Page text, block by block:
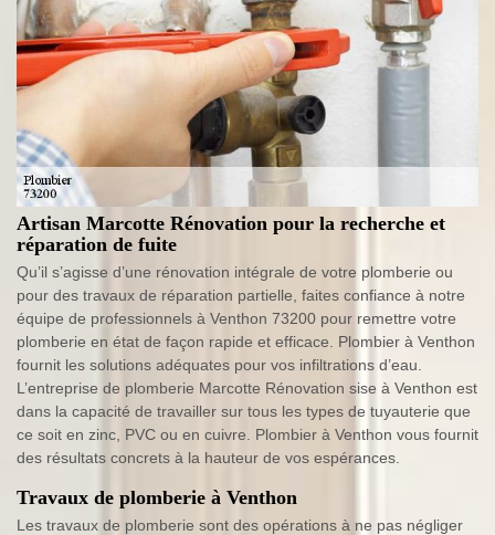
Artisan Marcotte Rénovation pour la recherche et
réparation de fuite
Qu’il s’agisse d’une rénovation intégrale de votre plomberie ou
pour des travaux de réparation partielle, faites confiance à notre
équipe de professionnels à Venthon 73200 pour remettre votre
plomberie en état de façon rapide et efficace. Plombier à Venthon
fournit les solutions adéquates pour vos infiltrations d’eau.
L’entreprise de plomberie Marcotte Rénovation sise à Venthon est
dans la capacité de travailler sur tous les types de tuyauterie que
ce soit en zinc, PVC ou en cuivre. Plombier à Venthon vous fournit
des résultats concrets à la hauteur de vos espérances.
Travaux de plomberie à Venthon
Les travaux de plomberie sont des opérations à ne pas négliger